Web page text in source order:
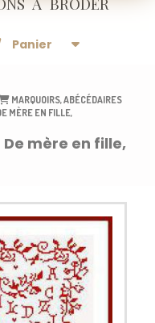
Panier
MARQUOIRS, ABÉCÉDAIRES
MÈRE EN FILLE,
mère en fille,